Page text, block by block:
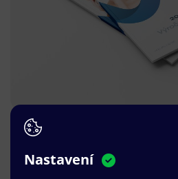
Nastavení